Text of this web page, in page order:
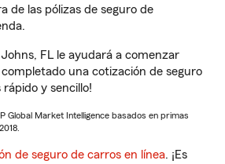
de las pólizas de seguro de
FL le ayudará a comenzar
una cotización de seguro
rápido y sencillo!
Global Market Intelligence basados en primas
de seguro de carros en línea. ¡Es